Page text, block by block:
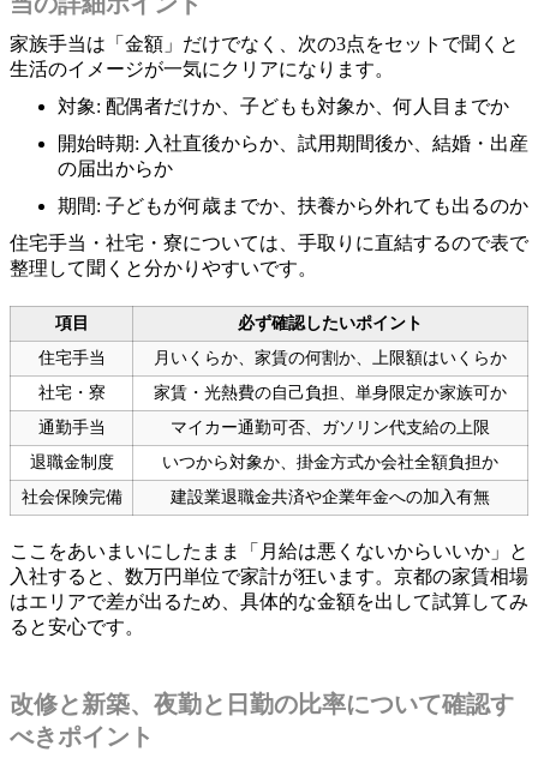
家族手当は「金額」だけでなく、次の3点をセットで聞くと
生活のイメージが一気にクリアになります。
対象: 配偶者だけか、子どもも対象か、何人目までか
開始時期: 入社直後からか、試用期間後か、結婚・出産
の届出からか
期間: 子どもが何歳までか、扶養から外れても出るのか
住宅手当・社宅・寮については、手取りに直結するので表で
整理して聞くと分かりやすいです。
項目
必ず確認したいポイント
住宅手当
月いくらか、家賃の何割か、上限額はいくらか
社宅・寮
家賃・光熱費の自己負担、単身限定か家族可か
通勤手当
マイカー通勤可否、ガソリン代支給の上限
退職金制度
いつから対象か、掛金方式か会社全額負担か
社会保険完備
建設業退職金共済や企業年金への加入有無
ここをあいまいにしたまま「月給は悪くないからいいか」と
入社すると、数万円単位で家計が狂います。京都の家賃相場
はエリアで差が出るため、具体的な金額を出して試算してみ
ると安心です。
改修と新築、夜勤と日勤の比率について確認す
べきポイント